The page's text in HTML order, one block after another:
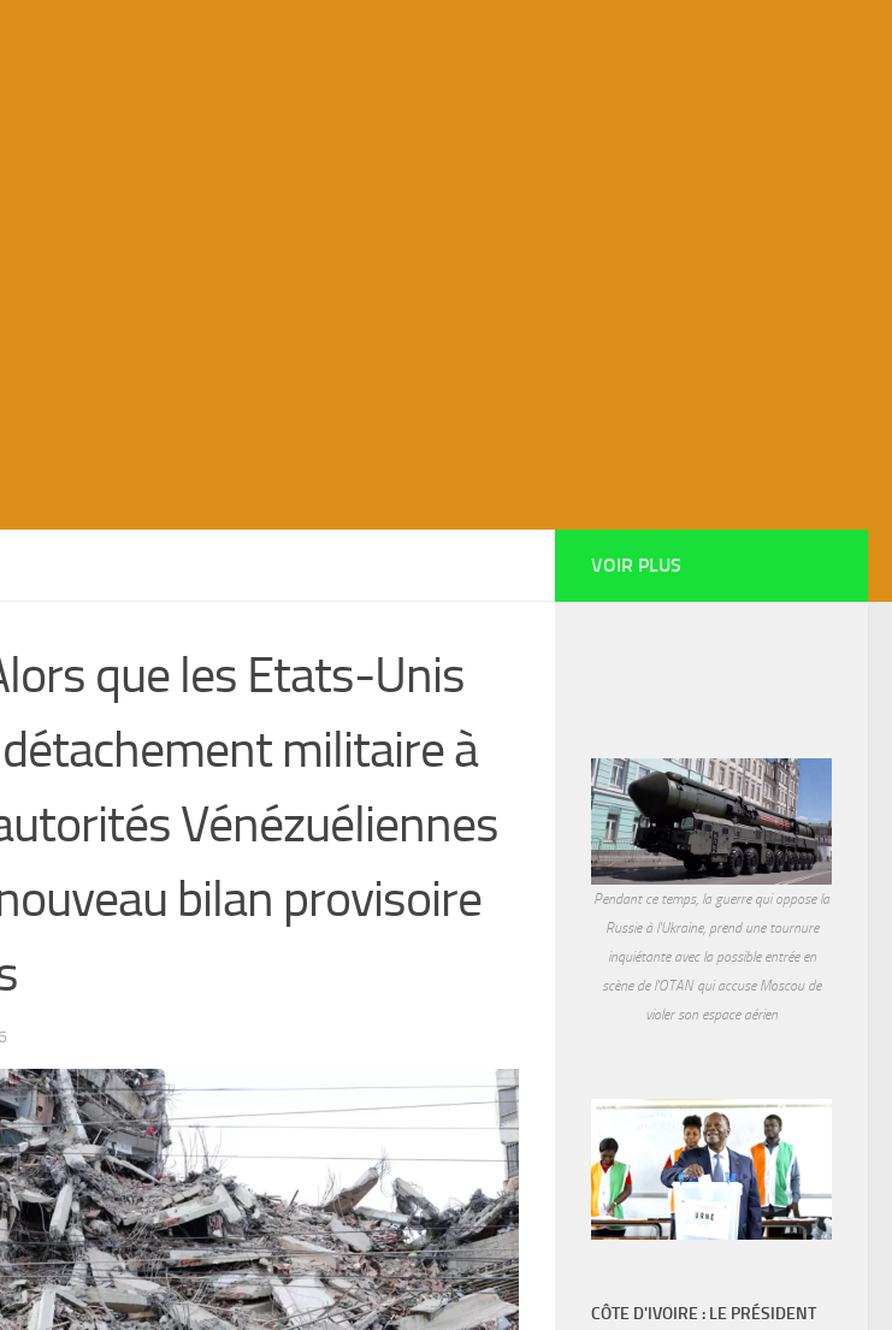
que les Etats-Unis
militaire à
Vénézuéliennes
bilan provisoire
VOIR PLUS
Pendant ce temps, la guerre qui oppose la
Russie à l'Ukraine, prend une tournure
inquiétante avec la possible entrée en
scène de l'OTAN qui accuse Moscou de
violer son espace aérien
CÔTE D'IVOIRE : LE PRÉSIDENT